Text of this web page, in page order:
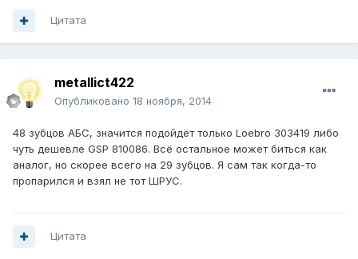
Цитата
metallict422
Опубликовано 18 ноября, 2014
48 зубцов АБС, значится подойдёт только Loebro 303419 либо
чуть дешевле GSP 810086. Всё остальное может биться как
аналог, но скорее всего на 29 зубцов. Я сам так когда-то
пропарился и взял не тот ШРУС.
Цитата